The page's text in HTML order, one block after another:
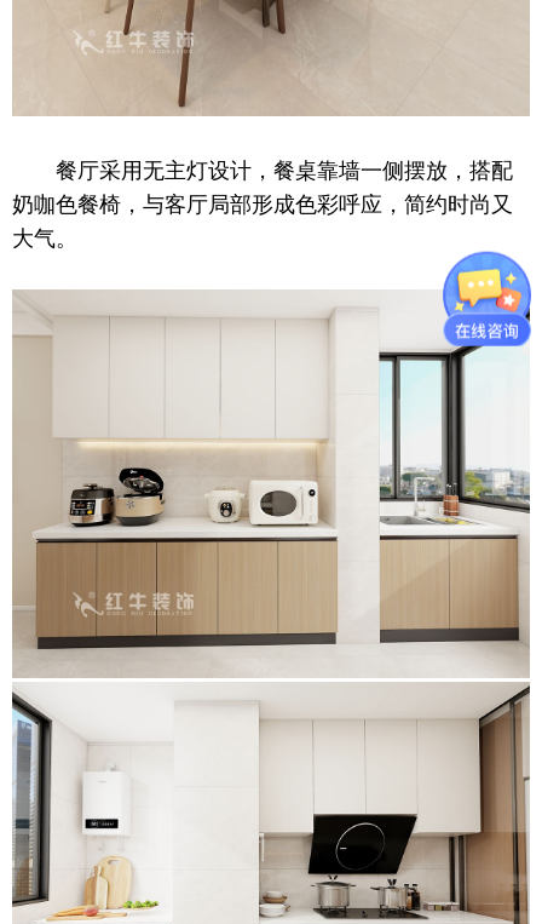
餐厅采用无主灯设计，餐桌靠墙一侧摆放，搭配
奶咖色餐椅，与客厅局部形成色彩呼应，简约时尚又
大气。